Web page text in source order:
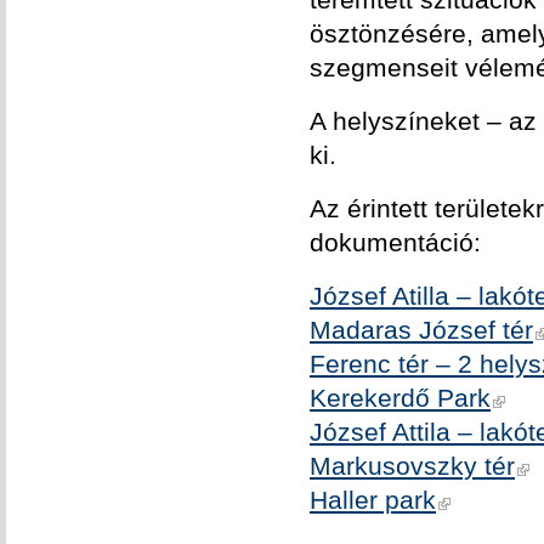
ösztönzésére,
szegmenseit
A helyszíneket –
ki.
Az érintett
dokumentáció:
József Atilla –
Madaras József tér
Ferenc tér – 2
Kerekerdő Park
József Attila –
Markusovszky tér
Haller park